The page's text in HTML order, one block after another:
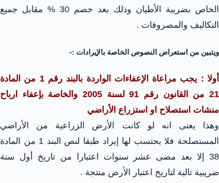
الخاص بضريبة الأطيان وذلك بعد خصم 30 % مقابل جميع
التكاليف والمصروفات .
ويتبين من استعراض النصوص الخاصة بالإيرادات :-
أولا : يجب مراعاة الإعفاءات الواردة بالبند رقم 1 من المادة
21 من القانون رقم 91 لسنة 2005 والخاصة بإعفاء ارباح
منشات استصلاح او استزراع الأراضي
وهذا يعنى انه لو كانت الأرض الزراعية من الأراضي
المستصلحة فلا يحتسب لها إيراد طبقا لنص البند 1 من المادة
38 إلا بعد مضى عشر سنوات اعتبارا من تاريخ أول سنة
ضريبية تالية لتاريخ اعتبار الأرض منتجة .